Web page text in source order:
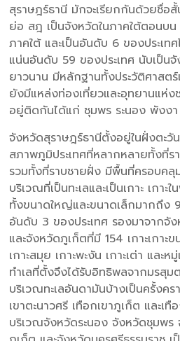
สุราษฎร์ธานี มักจะเรียกกันด้วยชื่อ
ย่อ สฎ เป็นจังหวัดในภาคใต้ตอนบ
ภาคใต้ และเป็นอันดับ 6 ของประเท
แน่นอันดับ 59 ของประเทศ นับเป็น
ยาวนาน มีหลักฐานทั้งประวัติศาสต
ยังมีแหล่งท่องเที่ยวและอุทยานแห่
อยู่ติดกันได้แก่ ชุมพร ระนอง พังงา
จังหวัดสุราษฎร์ธานีตั้งอยู่ในฝั่งตะ
สภาพภูมิประเทศที่หลากหลายทั้งที่ร
รวมทั้งที่ราบชายฝั่ง มีพื้นที่ครอบคลุ
บริเวณที่เป็นทะเลและเป็นเกาะ เกา
ทั้งขนาดใหญ่และขนาดเล็กมากถึง
อันดับ 3 ของประเทศ รองมาจากจั
และจังหวัดภูเก็ตที่มี 154 เกาะเกาะ
เกาะสมุย เกาะพะงัน เกาะเต่า และ
ทำเลที่ตั้งจึงได้รับอิทธิพลจากมรสุม
บริเวณทะเลอันดามันบ้างเป็นครั้งคร
เขาตะนาวศรี เทือกเขาภูเก็ต และเ
บริเวณจังหวัดระนอง จังหวัดชุมพ